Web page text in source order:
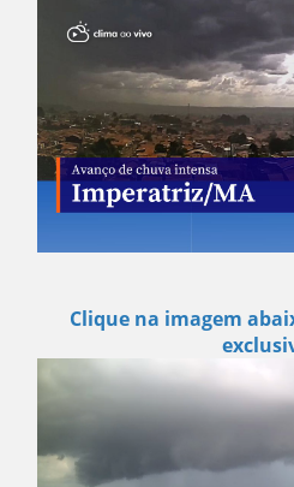
Clique na imagem